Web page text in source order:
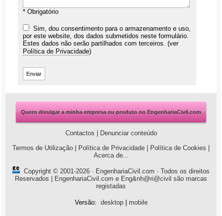
* Obrigatório
Sim, dou consentimento para o armazenamento e uso,
por este website, dos dados submetidos neste formulário.
Estes dados não serão partilhados com terceiros. (ver
Política de Privacidade)
Quero divulgar a minha empresa ou produto no EngenhariaCivil.com
Contactos
Denunciar conteúdo
Termos de Utilização
Política de Privacidade Política de Cookies
Acerca de...
Copyright © 2001-2026 · EngenhariaCivil.com · Todos os direitos
Reservados | EngenhariaCivil.com e Eng&nh@ri@civil são marcas
registadas
Versão: desktop| mobile